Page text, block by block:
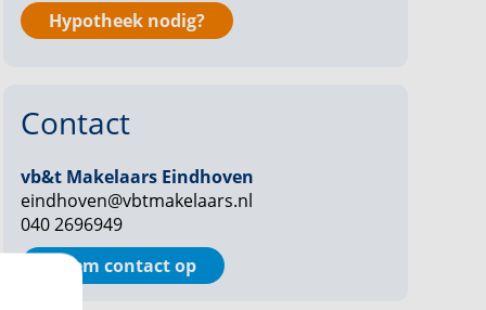
Hypotheek nodig?
Contact
vb&t Makelaars Eindhoven
eindhoven@vbtmakelaars.nl
040 2696949
Neem contact op